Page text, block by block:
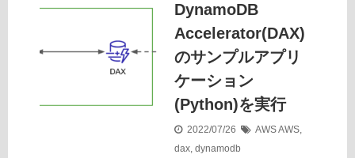
DynamoDB
Accelerator(DAX)
のサンプルアプリ
ケーション
(Python)を実行
2022/07/26 AWSAWS,
dax, dynamodb